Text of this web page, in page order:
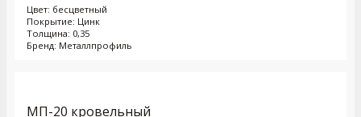
Цвет: бесцветный
Покрытие: Цинк
Толщина: 0,35
Бренд: Металлпрофиль
МП-20 кровельный